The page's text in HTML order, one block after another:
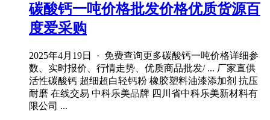
碳酸钙一吨价格批发价格优质货源百
度爱采购
2025年4月19日 · 免费查询更多碳酸钙一吨价格详细参
数、实时报价、行情走势、优质商品批发/ ... 厂家直供
活性碳酸钙 超细超白轻钙粉 橡胶塑料油漆添加剂 抗压
耐磨 在线交易 中科乐美品牌 四川省中科乐美新材料有
限公司 ...